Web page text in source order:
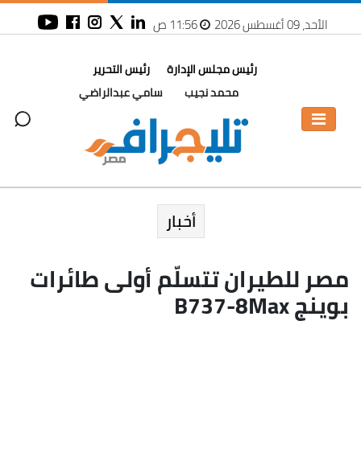
الأحد، 09 أغسطس 2026 11:56 ص
رئيس مجلس الإدارة
محمد نجيب
رئيس التحرير
سامي عبدالراضي
أخبار
مصر للطيران تتسلّم أولى طائرات
بوينج B737-8Max